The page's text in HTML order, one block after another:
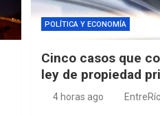
POLÍTICA Y ECONOMÍA
Cinco casos que
ley de propiedad
4 horas ago